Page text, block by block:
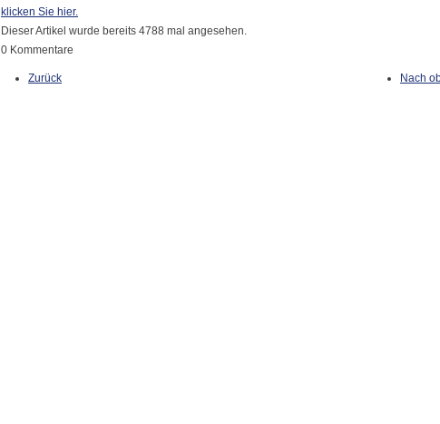
klicken Sie hier.
Dieser Artikel wurde bereits 4788 mal angesehen.
0 Kommentare
Zurück Nach